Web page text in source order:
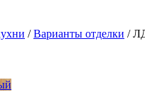
/Варианты отделки /